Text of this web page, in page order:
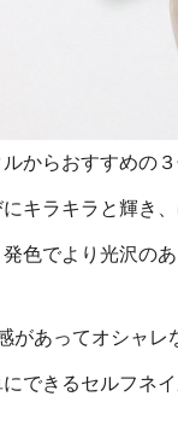
からおすすめの
キラキラと輝き
色でより光沢の
があってオシャレ
できるセルフネ